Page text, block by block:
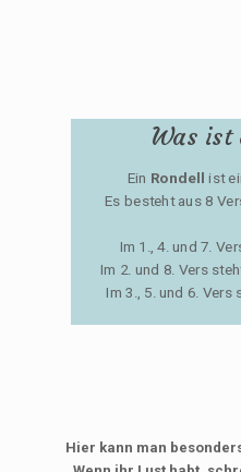
Was ist
Ein Rondell ist
Es besteht aus 8
Im 1., 4. und 7.
Im 2. und 8. Vers
Im 3., 5. und 6. Vers
Hier kann man